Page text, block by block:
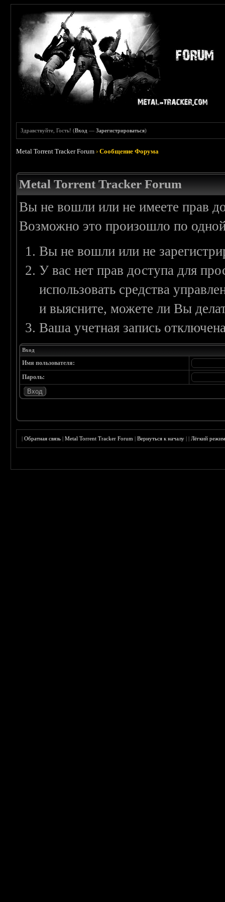
Здравствуйте, Гость! (Вход —Зарегистрироваться)
Metal Torrent Tracker Forum ›Сообщение Форума
Metal Torrent Tracker Forum
Вы не вошли или не имеете прав
Возможно это произошло по
Вы не вошли или не
У вас нет прав доступа для
использовать средства
и выясните, можете ли Вы
Ваша учетная запись
Вход
Имя пользователя:
Пароль:
|Обратная связь |Metal Torrent Tracker Forum |Вернуться к началу ||Лёгкий